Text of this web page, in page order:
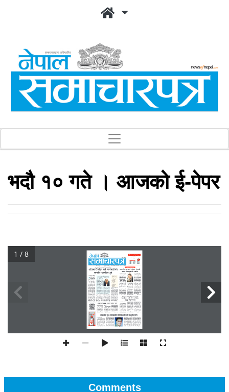
भदौ १० गते । आजको ई-पेपर
1 / 8
Comments